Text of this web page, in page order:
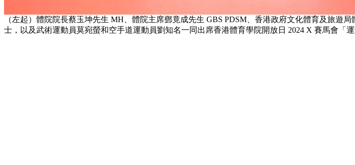
（左起）體院院長蔡玉坤先生 MH、體院主席鄧竟成先生 GBS PDSM、香港政府文化體育及旅
士，以及武術運動員莫宛螢和空手道運動員劉知名一同出席香港體育學院開放日 2024 X 賽馬會「